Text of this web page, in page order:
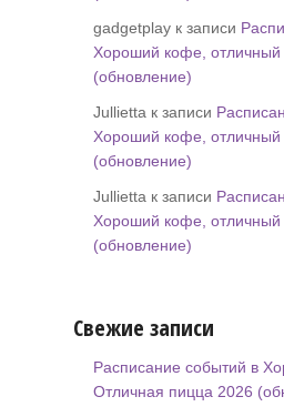
gadgetplay к записи
Хороший кофе,
(обновление)
Jullietta к записи
Хороший кофе,
(обновление)
Jullietta к записи
Хороший кофе,
(обновление)
Свежие записи
Расписание событий в
Отличная пицца 2026